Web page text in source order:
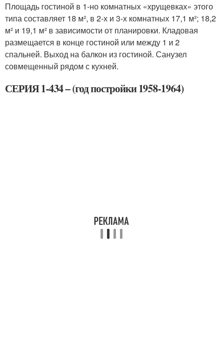
Площадь гостиной в 1-но комнатных «хрущевках» этого
типа составляет 18 м², в 2-х и 3-х комнатных 17,1 м²; 18,2
м² и 19,1 м² в зависимости от планировки. Кладовая
размещается в конце гостиной или между 1 и 2
спальней. Выход на балкон из гостиной. Санузел
совмещенный рядом с кухней.
СЕРИЯ 1-434 – (год постройки 1958-1964)